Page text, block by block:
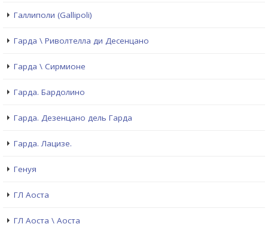
Галлиполи (Gallipoli)
Гарда \ Риволтелла ди Десенцано
Гарда \ Сирмионе
Гарда. Бардолино
Гарда. Дезенцано дель Гарда
Гарда. Лацизе.
Генуя
ГЛ Аоста
ГЛ Аоста \ Аоста